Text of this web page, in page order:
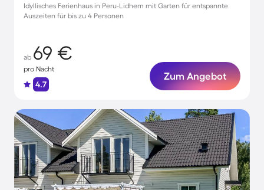
Idyllisches Ferienhaus in Peru-Lidhem mit Garten für entspannte
Auszeiten für bis zu 4 Personen
ab 69 €
pro Nacht
4.7
Zum Angebot